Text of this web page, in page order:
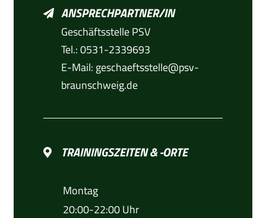
ANSPRECHPARTNER/IN
Geschäftsstelle PSV
Tel.: 0531-2339693
E-Mail: geschaeftsstelle@psv-
braunschweig.de
TRAININGSZEITEN & -ORTE
Montag
20:00-22:00 Uhr